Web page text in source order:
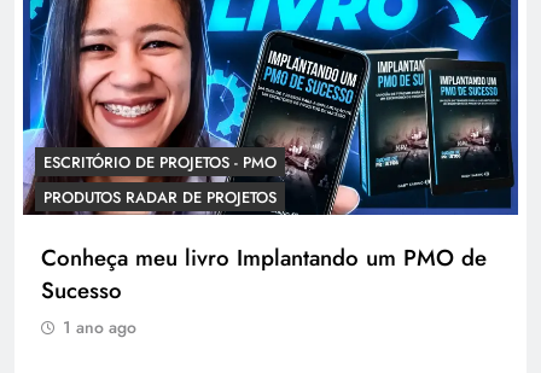
ESCRITÓRIO DE PROJETOS - PMO
PRODUTOS RADAR DE PROJETOS
Conheça meu livro Implantando um PMO de
Sucesso
1 ano ago